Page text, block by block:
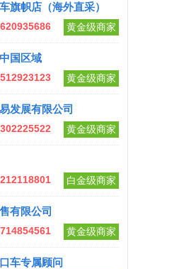
旗帜店（海外直采）
黄金级商家
国区域
黄金级商家
发展有限公司
黄金级商家
白金级商家
有限公司
黄金级商家
车专属顾问